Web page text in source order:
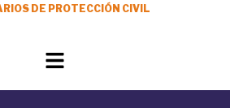
DE PROTECCIÓN CIVIL
Main
Menu